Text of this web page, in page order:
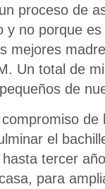
proceso de
y no porque
mejores
Un total de
de
el
tercer
para